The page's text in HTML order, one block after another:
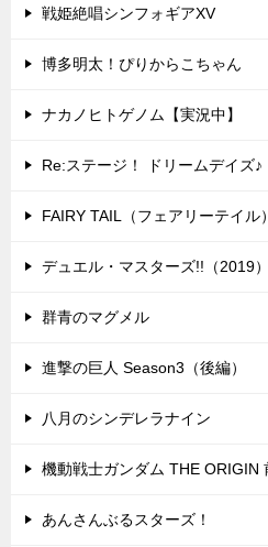
戦姫絶唱シンフォギアXV
博多明太！ぴりからこちゃん
ナカノヒトゲノム【実況中】
Re:ステージ！ ドリームデイズ♪
FAIRY TAIL（フェアリーテイル
デュエル・マスターズ!!（2019）
群青のマグメル
進撃の巨人 Season3（後編）
八月のシンデレラナイン
機動戦士ガンダム THE ORIGIN
あんさんぶるスターズ！